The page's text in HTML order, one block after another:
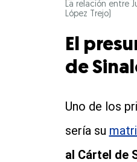
La relación entre
López Trejo)
El
de
Uno de los
sería su
al Cártel de